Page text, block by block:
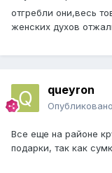
отгребли они,весь
женских духов
queуron
Опубликовано
Все еще на районе
подарки, так как